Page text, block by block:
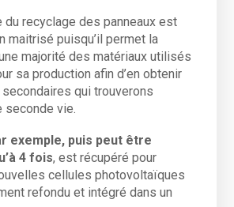
du recyclage des panneaux est
maitrisé puisqu’il permet la
majorité des matériaux utilisés
sa production afin d’en obtenir
qui trouverons
seconde vie.
exemple, puis peut être
4 fois, est récupéré pour
cellules photovoltaïques
refondu et intégré dans un